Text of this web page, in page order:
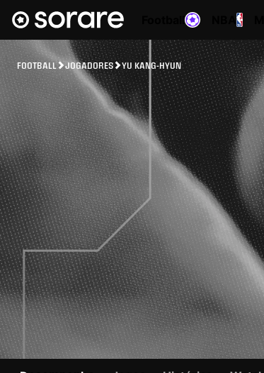
FOOTBALL JOGADORES YU KANG-HYUN